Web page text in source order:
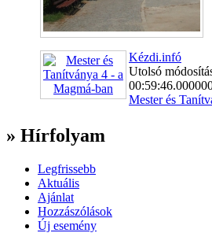
Kézdi.infó
Utolsó
Mester és
» Hírfolyam
Legfrissebb
Aktuális
Ajánlat
Hozzászólások
Új esemény